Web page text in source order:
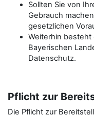
Sollten Sie von
Gebrauch
gesetzlichen
Weiterhin
Bayerischen
Datenschutz.
Pflicht zur
Die Pflicht zur